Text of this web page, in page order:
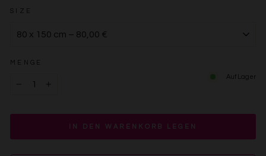
SIZE
MENGE
Auf Lager
IN DEN WARENKORB LEGEN